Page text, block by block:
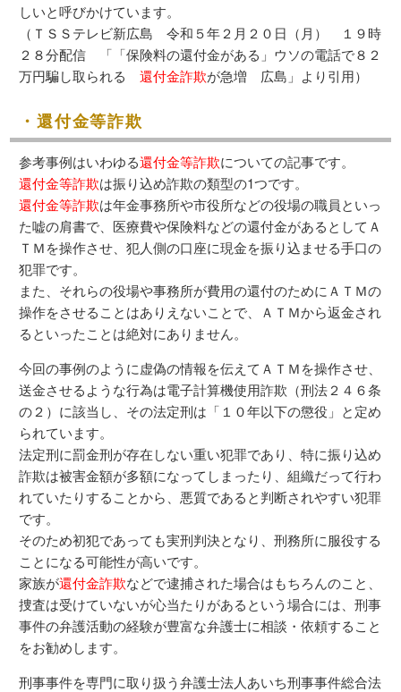
しいと呼びかけています。
（ＴＳＳテレビ新広島 令和５年２月２０日（月） １９時
２８分配信 「「保険料の還付金がある」ウソの電話で８２
万円騙し取られる還付金詐欺が急増 広島」より引用）
・還付金等詐欺
参考事例はいわゆる還付金等詐欺についての記事です。
還付金等詐欺は振り込め詐欺の類型の1つです。
還付金等詐欺は年金事務所や市役所などの役場の職員といっ
た嘘の肩書で、医療費や保険料などの還付金があるとしてＡ
ＴＭを操作させ、犯人側の口座に現金を振り込ませる手口の
犯罪です。
また、それらの役場や事務所が費用の還付のためにＡＴＭの
操作をさせることはありえないことで、ＡＴＭから返金され
るといったことは絶対にありません。
今回の事例のように虚偽の情報を伝えてＡＴＭを操作させ、
送金させるような行為は電子計算機使用詐欺（刑法２４６条
の２）に該当し、その法定刑は「１０年以下の懲役」と定め
られています。
法定刑に罰金刑が存在しない重い犯罪であり、特に振り込め
詐欺は被害金額が多額になってしまったり、組織だって行わ
れていたりすることから、悪質であると判断されやすい犯罪
です。
そのため初犯であっても実刑判決となり、刑務所に服役する
ことになる可能性が高いです。
家族が還付金詐欺などで逮捕された場合はもちろんのこと、
捜査は受けていないが心当たりがあるという場合には、刑事
事件の弁護活動の経験が豊富な弁護士に相談・依頼すること
をお勧めします。
刑事事件を専門に取り扱う弁護士法人あいち刑事事件総合法